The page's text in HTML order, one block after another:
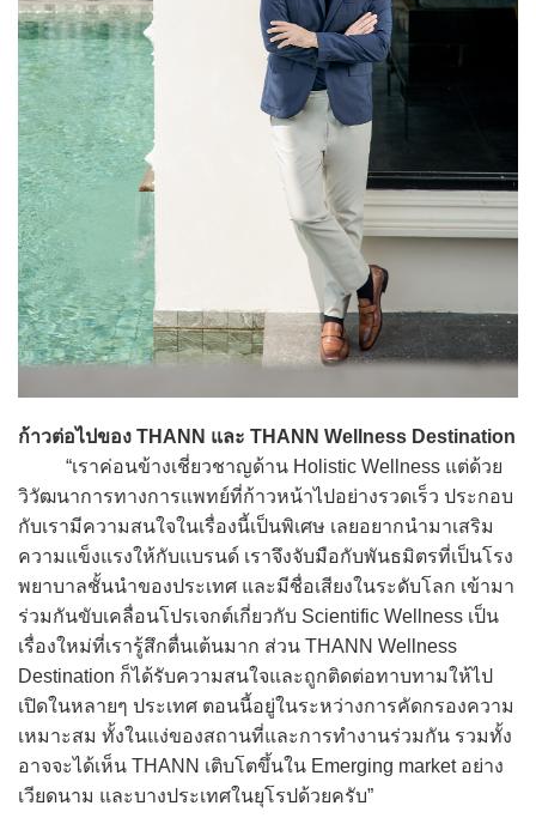
ก้าวต่อไปของ THANN และ THANN Wellness Destination
“เราค่อนข้างเชี่ยวชาญด้าน Holistic Wellness แต่ด้วย
วิวัฒนาการทางการแพทย์ที่ก้าวหน้าไปอย่างรวดเร็ว ประกอบ
กับเรามีความสนใจในเรื่องนี้เป็นพิเศษ เลยอยากนำมาเสริม
ความแข็งแรงให้กับแบรนด์ เราจึงจับมือกับพันธมิตรที่เป็นโรง
พยาบาลชั้นนำของประเทศ และมีชื่อเสียงในระดับโลก เข้ามา
ร่วมกันขับเคลื่อนโปรเจกต์เกี่ยวกับ Scientific Wellness เป็น
เรื่องใหม่ที่เรารู้สึกตื่นเต้นมาก ส่วน THANN Wellness
Destination ก็ได้รับความสนใจและถูกติดต่อทาบทามให้ไป
เปิดในหลายๆ ประเทศ ตอนนี้อยู่ในระหว่างการคัดกรองความ
เหมาะสม ทั้งในแง่ของสถานที่และการทำงานร่วมกัน รวมทั้ง
อาจจะได้เห็น THANN เติบโตขึ้นใน Emerging market อย่าง
เวียดนาม และบางประเทศในยุโรปด้วยครับ”